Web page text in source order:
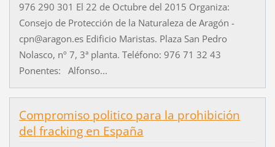
976 290 301 El 22 de Octubre del 2015 Organiza:
Consejo de Protección de la Naturaleza de Aragón -
cpn@aragon.es Edificio Maristas. Plaza San Pedro
Nolasco, nº 7, 3ª planta. Teléfono: 976 71 32 43
Ponentes: Alfonso...
Compromiso politico para la prohibición
del fracking en España